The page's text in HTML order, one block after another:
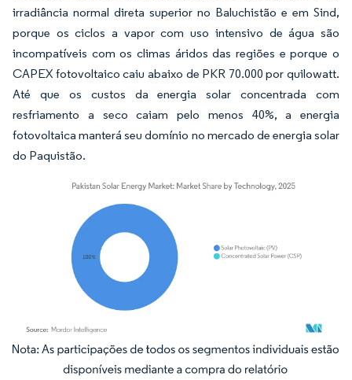
irradiância normal direta superior no Baluchistão e em Sind,
porque os ciclos a vapor com uso intensivo de água são
incompatíveis com os climas áridos das regiões e porque o
CAPEX fotovoltaico caiu abaixo de PKR 70.000 por quilowatt.
Até que os custos da energia solar concentrada com
resfriamento a seco caiam pelo menos 40%, a energia
fotovoltaica manterá seu domínio no mercado de energia solar
do Paquistão.
Imagem © Mordor Intelligence. O reuso requer atribuição conforme CC BY 4.0.